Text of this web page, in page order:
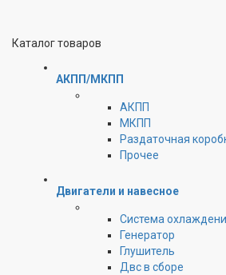
Каталог товаров
АКПП/МКПП
АКПП
МКПП
Раздаточная
Прочее
Двигатели и навесное
Cистема
Генератор
Глушитель
Двс в сборе